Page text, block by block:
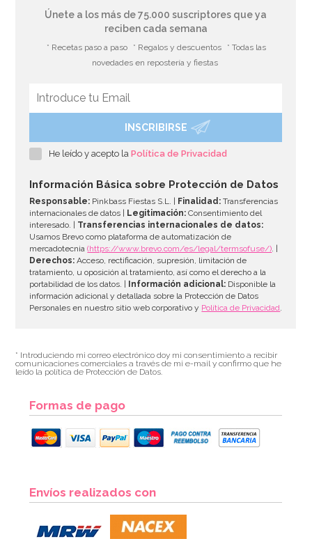
Marco para Photocall inflable 70 cm
AÑADIR
4,49€
Únete a los más de 75.000 suscriptores que ya
reciben cada semana
* Recetas paso a paso * Regalos y descuentos
* Todas las
novedades en repostería y fiestas
INSCRIBIRSE
He leído y acepto laPolítica de Privacidad
Información Básica sobre Protección de Datos
Responsable: Pinkbass Fiestas S.L. | Finalidad: Transferencias
internacionales de datos |
Legitimación: Consentimiento del
interesado. | Transferencias internacionales de datos:
Usamos Brevo como plataforma de automatización de
mercadotecnia(https://www.brevo.com/es/legal/termsofuse/). |
Derechos: Acceso, rectificación, supresión, limitación de
tratamiento, u oposición al tratamiento, así como el derecho a la
portabilidad de los datos. |
Información adicional: Disponible la
información adicional y detallada sobre la Protección de Datos
Personales en nuestro sitio web corporativo y Política de Privacidad.
* Introduciendo mi correo electrónico doy mi consentimiento a recibir
comunicaciones comerciales a través de mi e-mail y confirmo que he
leído la política de Protección de Datos.
Formas de pago
Envíos realizados con